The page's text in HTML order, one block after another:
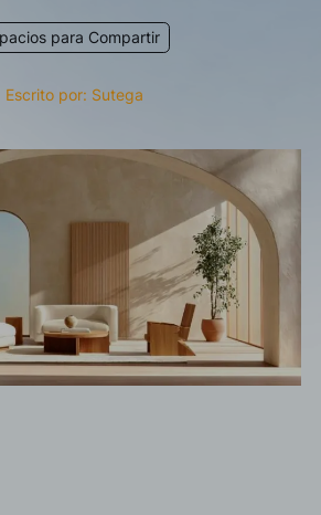
para Compartir
Escrito por: Sutega
comercial, noticias, eventos y